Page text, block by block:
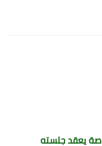
يعقد جلسته